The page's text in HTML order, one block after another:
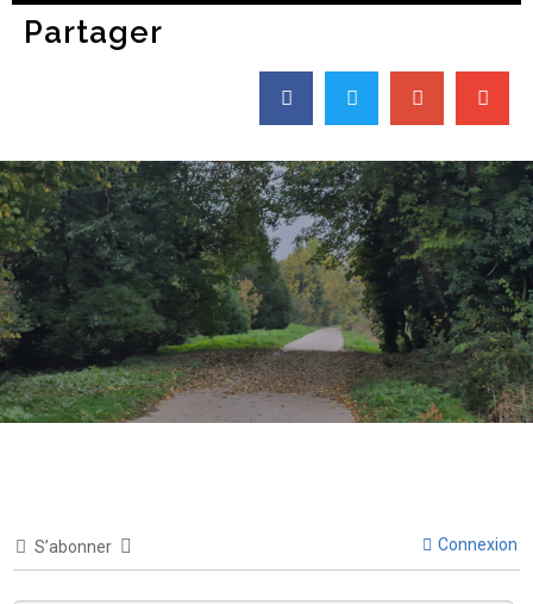
Partager
S’abonner Connexion